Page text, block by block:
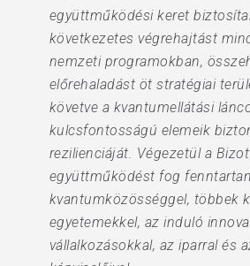
együttműködési keret
következetes végrehajtást
nemzeti programokban,
előrehaladást öt stratégiai
követve a kvantumellátási
kulcsfontosságú elemeik
rezilienciáját. Végezetül a
együttműködést fog
kvantumközösséggel, többek
egyetemekkel, az induló
vállalkozásokkal, az iparral és